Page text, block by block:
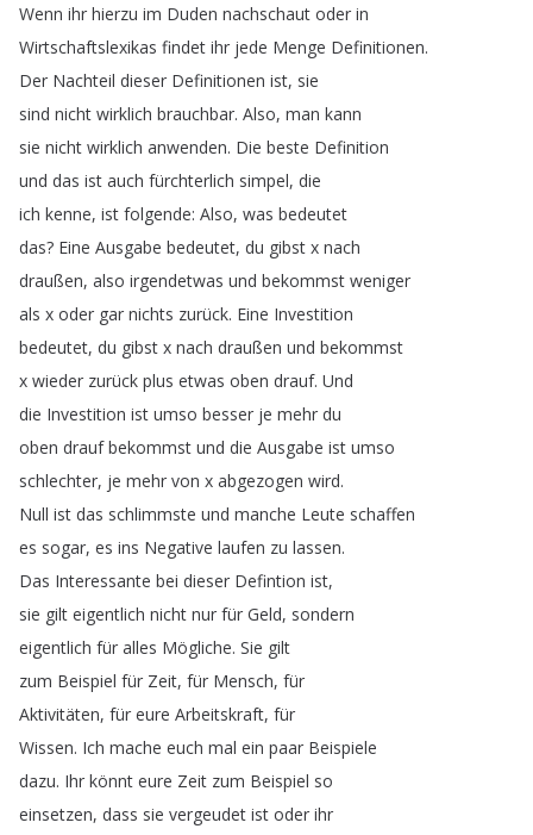
Wenn ihr hierzu im Duden nachschaut oder in
Wirtschaftslexikas findet ihr jede Menge Definitionen.
Der Nachteil dieser Definitionen ist, sie
sind nicht wirklich brauchbar. Also, man kann
sie nicht wirklich anwenden. Die beste Definition
und das ist auch fürchterlich simpel, die
ich kenne, ist folgende: Also, was bedeutet
das? Eine Ausgabe bedeutet, du gibst x nach
draußen, also irgendetwas und bekommst weniger
als x oder gar nichts zurück. Eine Investition
bedeutet, du gibst x nach draußen und bekommst
x wieder zurück plus etwas oben drauf. Und
die Investition ist umso besser je mehr du
oben drauf bekommst und die Ausgabe ist umso
schlechter, je mehr von x abgezogen wird.
Null ist das schlimmste und manche Leute schaffen
es sogar, es ins Negative laufen zu lassen.
Das Interessante bei dieser Defintion ist,
sie gilt eigentlich nicht nur für Geld, sondern
eigentlich für alles Mögliche. Sie gilt
zum Beispiel für Zeit, für Mensch, für
Aktivitäten, für eure Arbeitskraft, für
Wissen. Ich mache euch mal ein paar Beispiele
dazu. Ihr könnt eure Zeit zum Beispiel so
einsetzen, dass sie vergeudet ist oder ihr